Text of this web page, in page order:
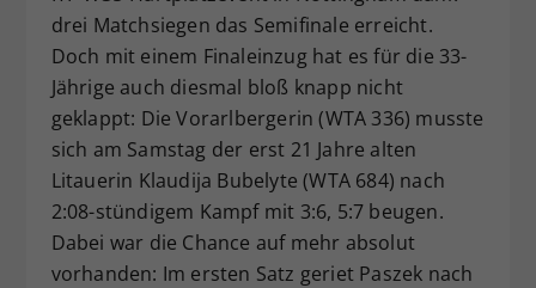
drei Matchsiegen das Semifinale erreicht.
Doch mit einem Finaleinzug hat es für die 33-
Jährige auch diesmal bloß knapp nicht
geklappt: Die Vorarlbergerin (WTA 336) musste
sich am Samstag der erst 21 Jahre alten
Litauerin Klaudija Bubelyte (WTA 684) nach
2:08-stündigem Kampf mit 3:6, 5:7 beugen.
Dabei war die Chance auf mehr absolut
vorhanden: Im ersten Satz geriet Paszek nach
Zweck
Dieser Wert speichert Ihre Consent-
Einstellungen. Unter anderem eine
zufällig generierte ID, für die
historische Speicherung Ihrer
vorgenommen Einstellungen, falls der
Webseiten-Betreiber dies eingestellt
hat.